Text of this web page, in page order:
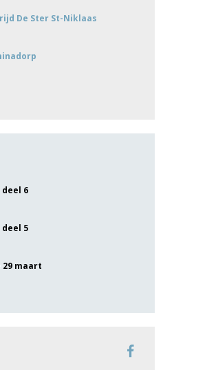
De Ster St-Niklaas
6
5
maart